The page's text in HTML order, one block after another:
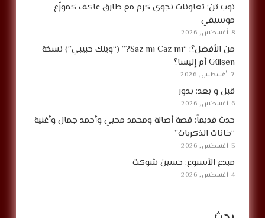
توب تن: تعاونات نجوى كرم مع طارق عاكف كموزّع
موسيقي
8 أغسطس, 2026
من الأفضل؟: “Saz mı Caz mı?” (“وينك حبيبي”) نسخة
Gülşen أم إليسا؟
7 أغسطس, 2026
قبل و بعد: بدور
6 أغسطس, 2026
حدث قديماً: قصة أصالة ومحمد محيي وأحمد جمال وأغنية
“خانات الذكريات”
5 أغسطس, 2026
مبدع الأسبوع: حسين شوكت
4 أغسطس, 2026